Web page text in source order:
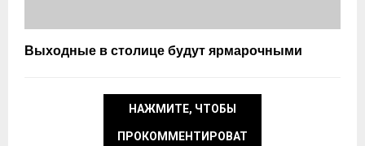
Выходные в столице будут ярмарочными
НАЖМИТЕ, ЧТОБЫ
ПРОКОММЕНТИРОВАТ